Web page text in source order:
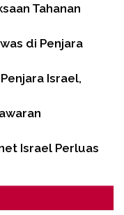
Tahanan
di Penjara
Israel,
Israel Perluas